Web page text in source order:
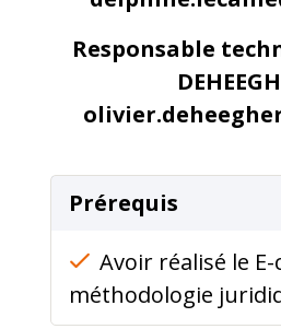
Responsable
Prérequis
Avoir réalisé le
méthodologie